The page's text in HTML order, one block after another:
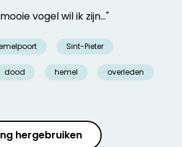
vogel wil ik zijn..."
Sint-Pieter
dood hemel overleden
hergebruiken